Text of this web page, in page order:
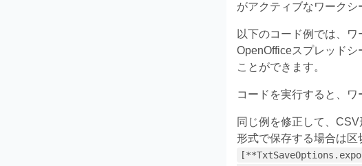
がアクティブなワークシ
以下のコード例では、
OpenOfficeスプレッド
ことができます。
コードを実行すると、ワ
同じ例を修正して、
形式で保存する場合は